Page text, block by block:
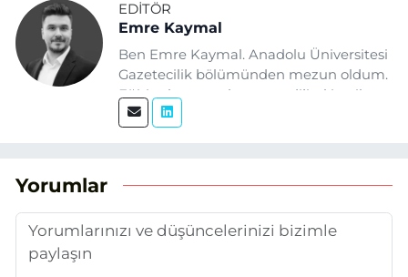
EDITÖR
Emre Kaymal
Ben Emre Kaymal. Anadolu Üniversitesi
Gazetecilik bölümünden mezun oldum.
Eğitim hayatım boyunca dijital içerik
üretimi ve arama motoru
temel alıyorum.
Yorumlar